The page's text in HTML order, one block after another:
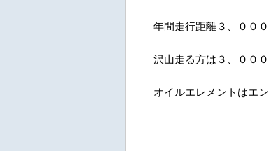
年間走行距離３、００
沢山走る方は３、００
オイルエレメントはエ